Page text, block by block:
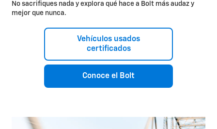
No sacrifiques nada y explora qué hace a Bolt más audaz y
mejor que nunca.
Vehículos usados
certificados
Conoce el Bolt